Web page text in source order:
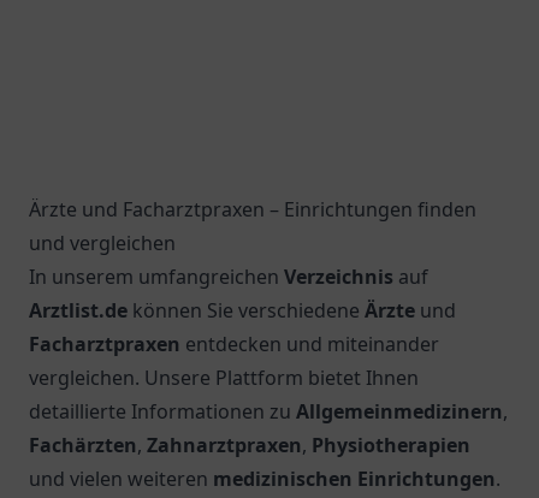
Ärzte und Facharztpraxen – Einrichtungen finden
und vergleichen
In unserem umfangreichen Verzeichnis auf
Arztlist.de können Sie verschiedene Ärzte und
Facharztpraxen entdecken und miteinander
vergleichen. Unsere Plattform bietet Ihnen
detaillierte Informationen zu Allgemeinmedizinern,
Fachärzten, Zahnarztpraxen, Physiotherapien
und vielen weiteren medizinischen Einrichtungen.